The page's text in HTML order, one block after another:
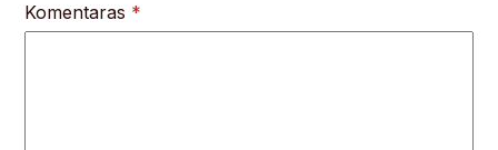
Komentaras *